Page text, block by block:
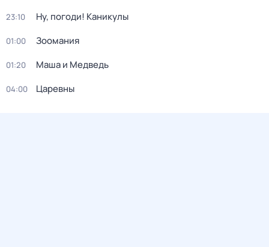
23:10 Ну, погоди! Каникулы
01:00 Зоомания
01:20 Маша и Медведь
04:00 Царевны